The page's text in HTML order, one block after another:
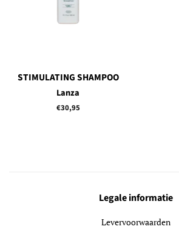
STIMULATING SHAMPOO
Lanza
Normale
€30,95
Legale informatie
Levervoorwaarden